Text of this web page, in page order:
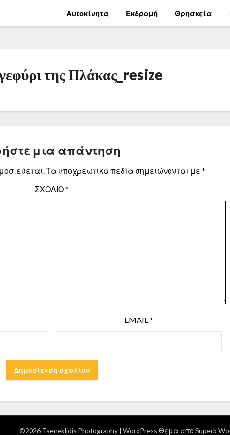
Αυτοκίνητα Εκδρομή Θρησκεία
της Πλάκας_resize
μια απάντηση
Τα υποχρεωτικά πεδία σημειώνονται με *
ΣΧΌΛΙΟ*
EMAIL*
©2026 Tseneklidis Photography | WordPress Θέμα από Superb